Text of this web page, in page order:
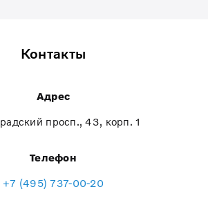
Контакты
Адрес
просп., 43, корп. 1
Телефон
+7 (495) 737-00-20